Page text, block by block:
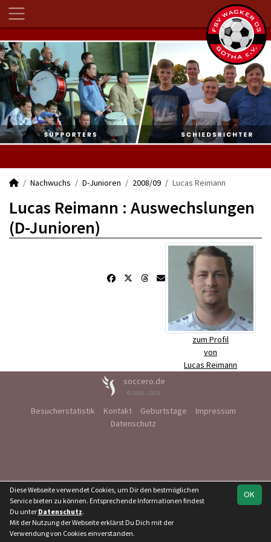
Nachwuchs D-Junioren 2008/09 Lucas Reimann
Lucas Reimann : Auswechslungen
(D-Junioren)
zum Profil
von
Lucas Reimann
soccero.de
© 2006 - 2026
Besucherstatistik Kontakt Geburtstage
Impressum
Datenschutz
OK
Diese Webseite verwendet Cookies, um Dir den bestmöglichen
Service bieten zu können. Entsprechende Informationen findest
Du unter Datenschutz.
Mit der Nutzung der Webseite erklärst Du Dich mit der
Verwendung von Cookies einverstanden.